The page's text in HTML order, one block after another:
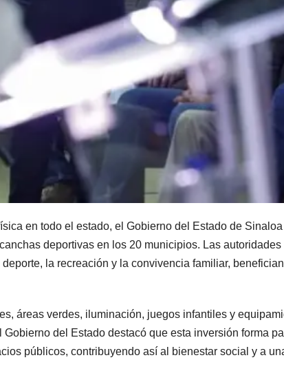
en todo el estado, el Gobierno del Estado de
deportivas en los 20 municipios. Las
la recreación y la convivencia familiar,
áreas verdes, iluminación, juegos infantiles y
del Estado destacó que esta inversión forma
públicos, contribuyendo así al bienestar social y a